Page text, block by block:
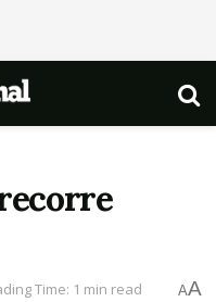
Time: 1 min read AA